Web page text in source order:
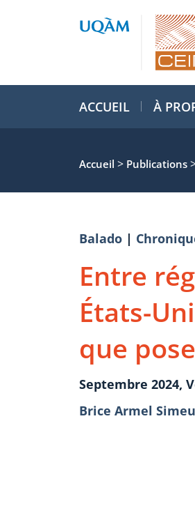
ACCUEIL À
Accueil > Publications
Balado |
Entre
États-
que
Septembre 2024,
Brice Armel Simeu